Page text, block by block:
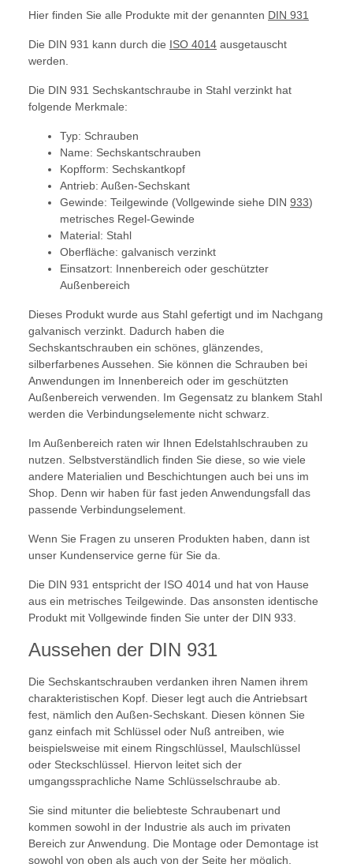
Hier finden Sie alle Produkte mit der genannten DIN 931
Die DIN 931 kann durch die ISO 4014 ausgetauscht
werden.
Die DIN 931 Sechskantschraube in Stahl verzinkt hat
folgende Merkmale:
Typ: Schrauben
Name: Sechskantschrauben
Kopfform: Sechskantkopf
Antrieb: Außen-Sechskant
Gewinde: Teilgewinde (Vollgewinde siehe DIN 933)
metrisches Regel-Gewinde
Material: Stahl
Oberfläche: galvanisch verzinkt
Einsatzort: Innenbereich oder geschützter
Außenbereich
Dieses Produkt wurde aus Stahl gefertigt und im Nachgang
galvanisch verzinkt. Dadurch haben die
Sechskantschrauben ein schönes, glänzendes,
silberfarbenes Aussehen. Sie können die Schrauben bei
Anwendungen im Innenbereich oder im geschützten
Außenbereich verwenden. Im Gegensatz zu blankem Stahl
werden die Verbindungselemente nicht schwarz.
Im Außenbereich raten wir Ihnen Edelstahlschrauben zu
nutzen. Selbstverständlich finden Sie diese, so wie viele
andere Materialien und Beschichtungen auch bei uns im
Shop. Denn wir haben für fast jeden Anwendungsfall das
passende Verbindungselement.
Wenn Sie Fragen zu unseren Produkten haben, dann ist
unser Kundenservice gerne für Sie da.
Die DIN 931 entspricht der ISO 4014 und hat von Hause
aus ein metrisches Teilgewinde. Das ansonsten identische
Produkt mit Vollgewinde finden Sie unter der DIN 933.
Aussehen der DIN 931
Die Sechskantschrauben verdanken ihren Namen ihrem
charakteristischen Kopf. Dieser legt auch die Antriebsart
fest, nämlich den Außen-Sechskant. Diesen können Sie
ganz einfach mit Schlüssel oder Nuß antreiben, wie
beispielsweise mit einem Ringschlüssel, Maulschlüssel
oder Steckschlüssel. Hiervon leitet sich der
umgangssprachliche Name Schlüsselschraube ab.
Sie sind mitunter die beliebteste Schraubenart und
kommen sowohl in der Industrie als auch im privaten
Bereich zur Anwendung. Die Montage oder Demontage ist
sowohl von oben als auch von der Seite her möglich,